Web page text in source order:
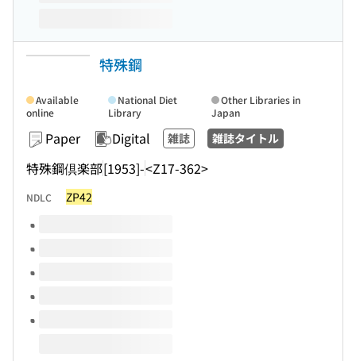
特殊鋼
Paper Digital 雑誌 雑誌タイトル
特殊鋼倶楽部[1953]-<Z17-362>
Available
online
National Diet
Library
Other Libraries in
Japan
NDLC ZP42
Volumes of this title